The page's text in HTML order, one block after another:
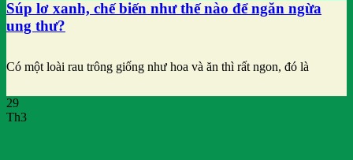
Súp lơ xanh, chế biến như thế nào để ngăn ngừa
ung thư?
Có một loài rau trông giống như hoa và ăn thì rất ngon, đó là
29
Th3